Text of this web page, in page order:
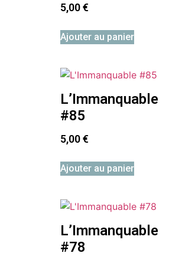
5,00€
Ajouter au panier
L’Immanquable
#85
5,00€
Ajouter au panier
L’Immanquable
#78